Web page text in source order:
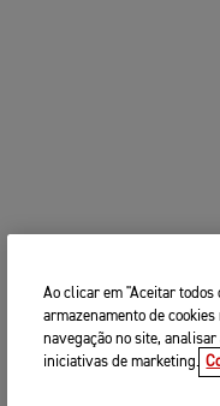
Ao clicar em "Aceitar todos
armazenamento de
navegação no site,
iniciativas de marketing.